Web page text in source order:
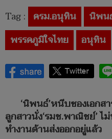
Tag : ครม.อนุทิน
นิพ
พรรคภูมิใจไทย
อนุทิน
‘นิพนธ์’หนีบซองเอกสา
ลูกสาวนั่ง‘รมช.พาณิชย์’ ไ
ทำงานด้านส่งออกอยู่แล้ว